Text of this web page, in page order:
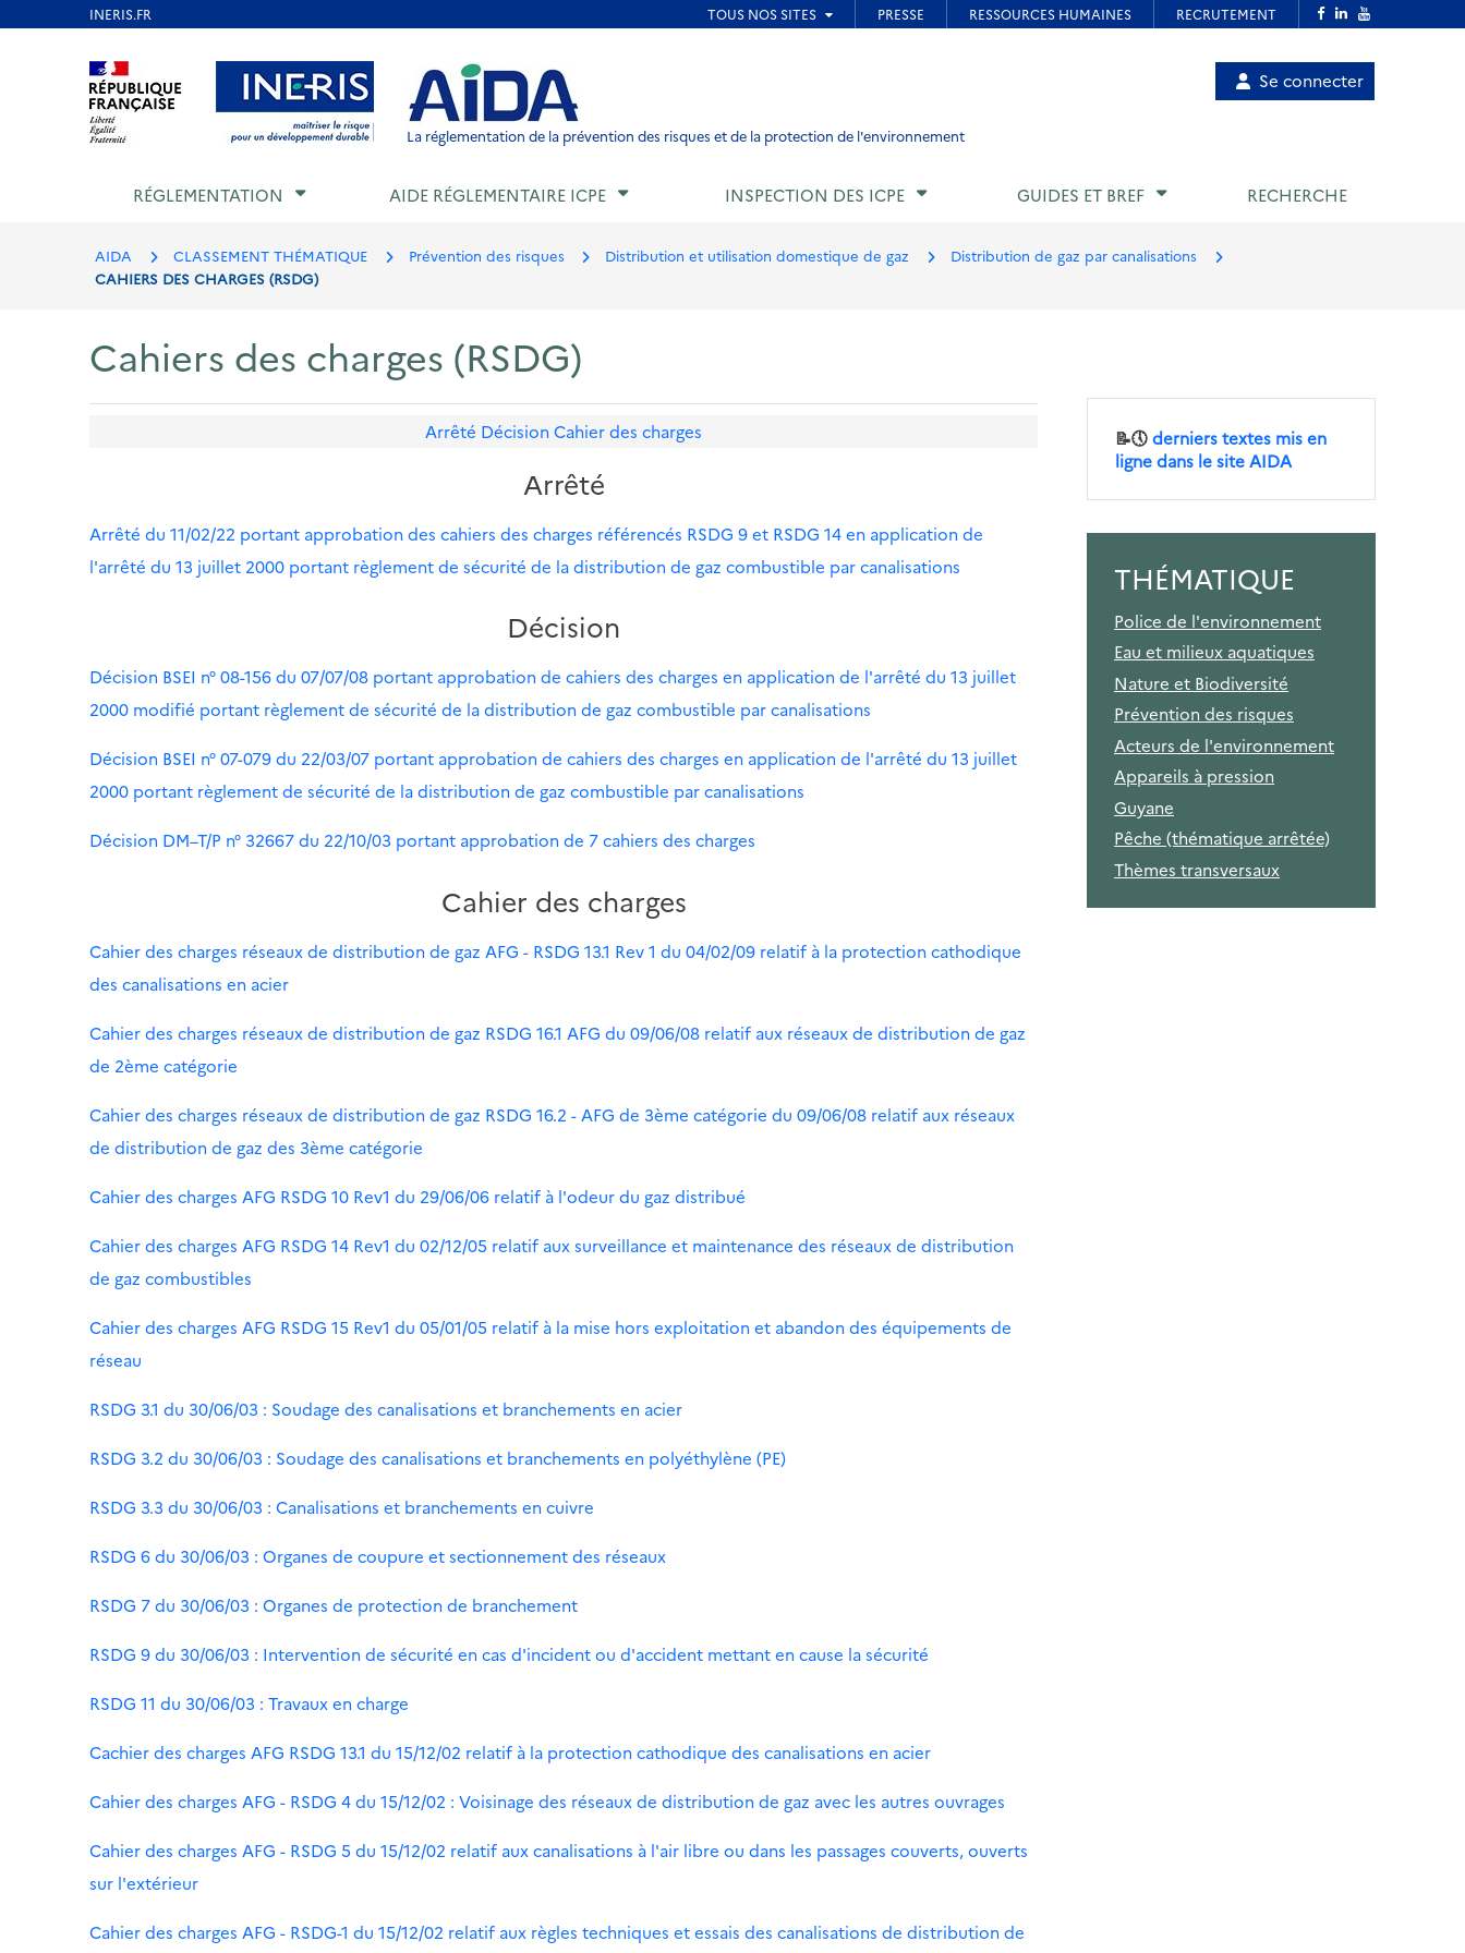
Aller au contenu Aller au menu Aller au pied de page
La réglementation de la prévention des risques et de la protection de l'environnement
Menu
utilisateur
Se connecter
RÉGLEMENTATION AIDE RÉGLEMENTAIRE ICPE INSPECTION DES ICPE GUIDES ET BREF RECHERCHE
AIDA CLASSEMENT THÉMATIQUE Prévention des risques Distribution et utilisation domestique de gaz
Distribution de gaz par canalisations
CAHIERS DES CHARGES (RSDG)
Cahiers des charges (RSDG)
Arrêté Décision Cahier des charges
Arrêté
Arrêté du 11/02/22 portant approbation des cahiers des charges référencés RSDG 9 et RSDG 14 en application de
l'arrêté du 13 juillet 2000 portant règlement de sécurité de la distribution de gaz combustible par canalisations
Décision
Décision BSEI n° 08-156 du 07/07/08 portant approbation de cahiers des charges en application de l'arrêté du 13 juillet
2000 modifié portant règlement de sécurité de la distribution de gaz combustible par canalisations
Décision BSEI n° 07-079 du 22/03/07 portant approbation de cahiers des charges en application de l'arrêté du 13 juillet
2000 portant règlement de sécurité de la distribution de gaz combustible par canalisations
Décision DM–T/P n° 32667 du 22/10/03 portant approbation de 7 cahiers des charges
Cahier des charges
Cahier des charges réseaux de distribution de gaz AFG - RSDG 13.1 Rev 1 du 04/02/09 relatif à la protection cathodique
des canalisations en acier
Cahier des charges réseaux de distribution de gaz RSDG 16.1 AFG du 09/06/08 relatif aux réseaux de distribution de gaz
de 2ème catégorie
Cahier des charges réseaux de distribution de gaz RSDG 16.2 - AFG de 3ème catégorie du 09/06/08 relatif aux réseaux
de distribution de gaz des 3ème catégorie
Cahier des charges AFG RSDG 10 Rev1 du 29/06/06 relatif à l'odeur du gaz distribué
Cahier des charges AFG RSDG 14 Rev1 du 02/12/05 relatif aux surveillance et maintenance des réseaux de distribution
de gaz combustibles
Cahier des charges AFG RSDG 15 Rev1 du 05/01/05 relatif à la mise hors exploitation et abandon des équipements de
réseau
RSDG 3.1 du 30/06/03 : Soudage des canalisations et branchements en acier
RSDG 3.2 du 30/06/03 : Soudage des canalisations et branchements en polyéthylène (PE)
RSDG 3.3 du 30/06/03 : Canalisations et branchements en cuivre
RSDG 6 du 30/06/03 : Organes de coupure et sectionnement des réseaux
RSDG 7 du 30/06/03 : Organes de protection de branchement
RSDG 9 du 30/06/03 : Intervention de sécurité en cas d'incident ou d'accident mettant en cause la sécurité
RSDG 11 du 30/06/03 : Travaux en charge
Cachier des charges AFG RSDG 13.1 du 15/12/02 relatif à la protection cathodique des canalisations en acier
Cahier des charges AFG - RSDG 4 du 15/12/02 : Voisinage des réseaux de distribution de gaz avec les autres ouvrages
Cahier des charges AFG - RSDG 5 du 15/12/02 relatif aux canalisations à l'air libre ou dans les passages couverts, ouverts
sur l'extérieur
Cahier des charges AFG - RSDG-1 du 15/12/02 relatif aux règles techniques et essais des canalisations de distribution de
📝🕔derniers textes mis en
ligne dans le site AIDA
THÉMATIQUE
Police de l'environnement
Eau et milieux aquatiques
Nature et Biodiversité
Prévention des risques
Acteurs de l'environnement
Appareils à pression
Guyane
Pêche (thématique arrêtée)
Thèmes transversaux